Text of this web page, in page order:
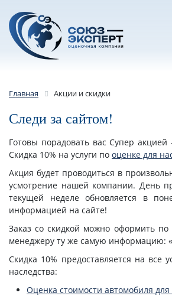
Главная Акции и скидки
Следи за сайтом!
Готовы порадовать вас Супер
Скидка 10% на услуги по оценке для
Акция будет проводиться в
усмотрение нашей компании. День
текущей неделе обновляется в
информацией на сайте!
Заказ со скидкой можно оформить по
менеджеру ту же самую информацию:
Скидка 10% предоставляется на все
наследства:
Оценка стоимости автомобиля для